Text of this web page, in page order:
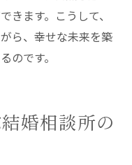
きます。こうして、
ら、幸せな未来を築
のです。
婚相談所の